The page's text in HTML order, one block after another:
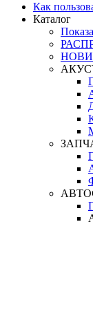
Как
Каталог